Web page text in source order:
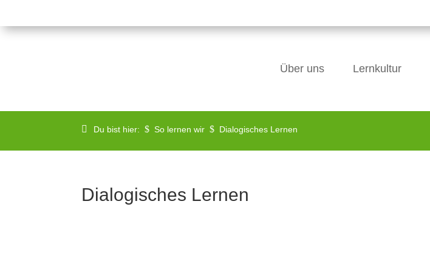
Über uns Lernkultur
Du bist hier: $ So lernen wir $ Dialogisches Lernen
Dialogisches Lernen